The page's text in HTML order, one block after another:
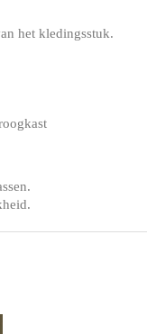
het kledingsstuk.